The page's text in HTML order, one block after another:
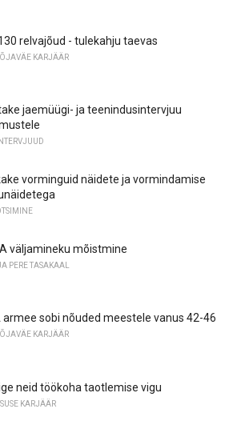
relvajõud - tulekahju taevas
KARJÄÄR
jaemüügi- ja teenindusintervjuu
vorminguid näidete ja vormindamise
väljamineku mõistmine
PERE TASAKAAL
armee sobi nõuded meestele vanus 42-46
KARJÄÄR
neid töökoha taotlemise vigu
KARJÄÄR